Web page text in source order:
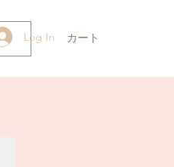
カート
Log In